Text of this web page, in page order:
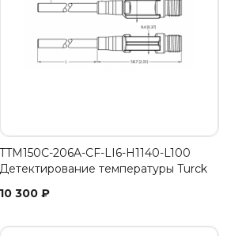
TTM150C-206A-CF-LI6-H1140-L100
Детектирование температуры Turck
10 300 ₽